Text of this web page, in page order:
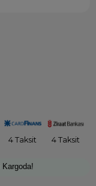
4 Taksit 4 Taksit
Kargoda!